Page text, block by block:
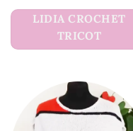
LIDIA CROCHET
TRICOT